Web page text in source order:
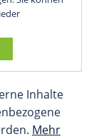
Inhalte
Mehr